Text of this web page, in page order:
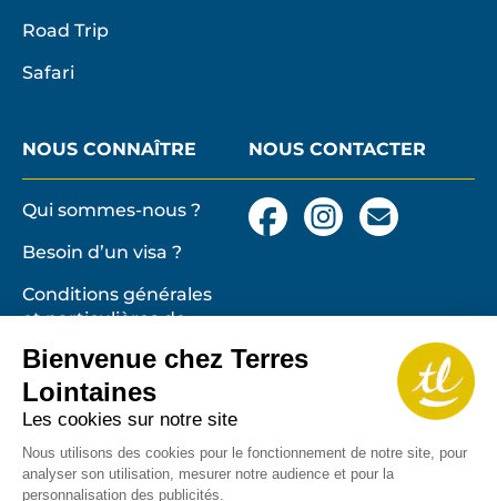
Bienvenue chez Terres
Lointaines
Les cookies sur notre site
Nous utilisons des cookies pour le fonctionnement de notre site, pour
analyser son utilisation, mesurer notre audience et pour la
personnalisation des publicités.
Road Trip
Safari
NOUS CONNAÎTRE
Qui sommes-nous ?
Besoin d’un visa ?
Conditions générales
et particulières de
Mentions légales,
cookies
Protection des
données personnelles
NOUS CONTACTER
FacebookInstagram
Nous
contacter
Terres lointaines
Membre 2026 de
de
Solidarité